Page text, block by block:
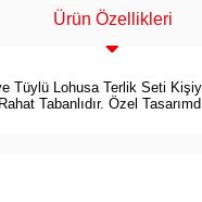
Ürün Özellikleri
Tüylü Lohusa Terlik Seti
Tabanlıdır. Özel